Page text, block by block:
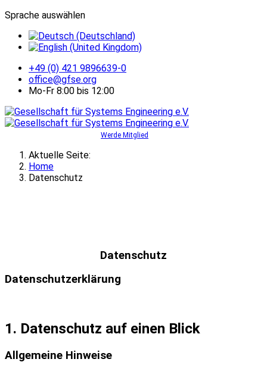
Sprache auswählen
+49 (0) 421 9896639-0
office@gfse.org
Mo-Fr 8:00 bis 12:00
Werde Mitglied
Aktuelle Seite:
Home
Datenschutz
Datenschutz
Datenschutzerklärung
1. Datenschutz auf einen Blick
Allgemeine Hinweise